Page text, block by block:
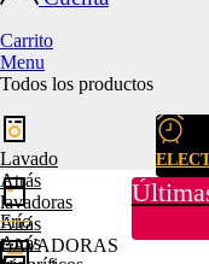
Carrito
Menu
Todos los productos
Lavado
Atrás
lavadoras
Atrás
LAVADORAS
Frío
Atrás